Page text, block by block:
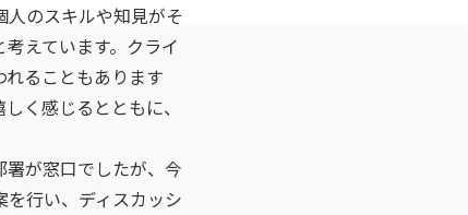
人のスキルや知見がそ
えています。クライ
ることもあります
く感じるとともに、
が窓口でしたが、今
行い、ディスカッシ